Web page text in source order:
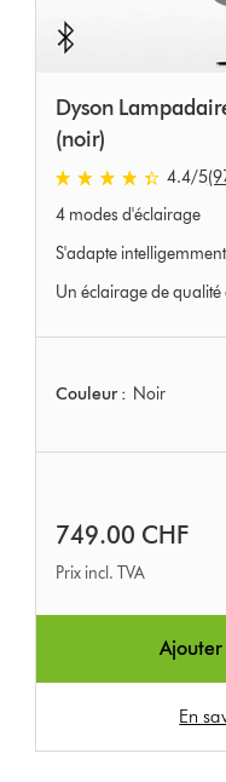
Dyson
(noir)
4.4 stars out of 5 from
4.4/5
4 modes d'éclairage
S'adapte
Un éclairage de qualité
Couleur : Noir
749.00 CHF
Prix incl. TVA
En